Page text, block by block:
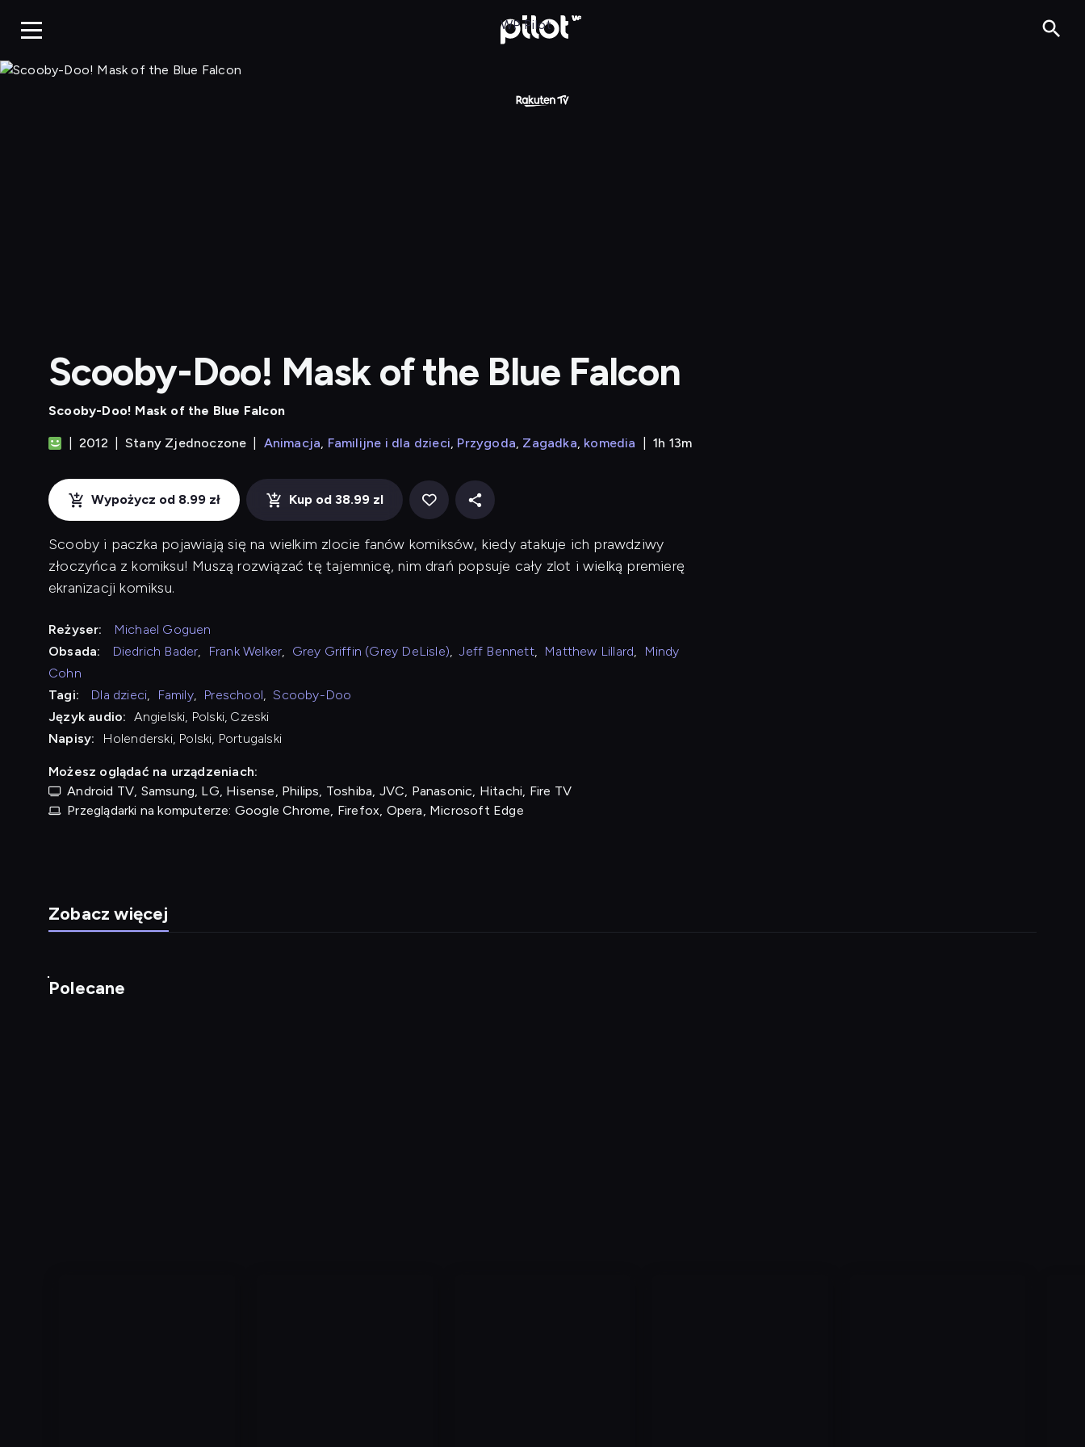
WP Pilot
Scooby-Doo! Mask of the Blue Falcon
Scooby-Doo! Mask of the Blue Falcon
2012 Stany Zjednoczone Animacja Familijne i dla dzieci Przygoda Zagadka komedia 1h 13m
Wypożycz od 8.99 zł Kup od 38.99 zl
Scooby i paczka pojawiają się na wielkim zlocie fanów komiksów, kiedy atakuje ich prawdziwy
złoczyńca z komiksu! Muszą rozwiązać tę tajemnicę, nim drań popsuje cały zlot i wielką premierę
ekranizacji komiksu.
Reżyser:
Michael Goguen
Obsada:
Diedrich Bader, Frank Welker, Grey Griffin (Grey DeLisle), Jeff Bennett, Matthew Lillard,
Mindy
Cohn
Tagi:
Dla dzieci, Family, Preschool, Scooby-Doo
Język audio: Angielski, Polski, Czeski
Napisy:
Holenderski, Polski, Portugalski
Możesz oglądać na urządzeniach:
Android TV, Samsung, LG, Hisense, Philips, Toshiba, JVC, Panasonic, Hitachi, Fire TV
Przeglądarki na komputerze: Google Chrome, Firefox, Opera, Microsoft Edge
Zobacz więcej
Polecane